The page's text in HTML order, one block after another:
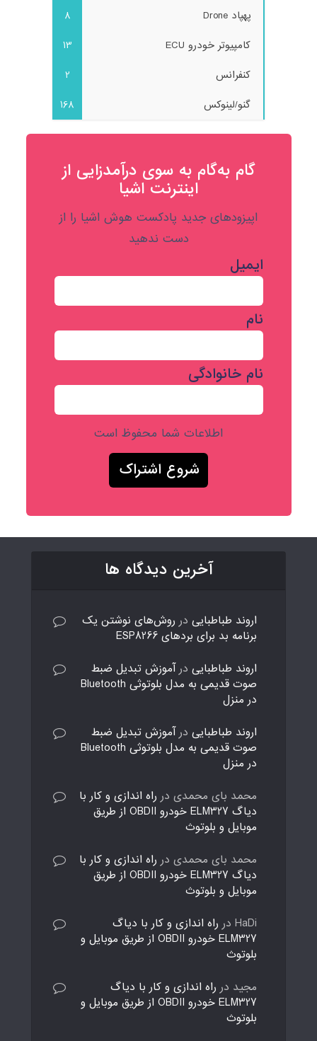
پهپاد Drone
8
کامپیوتر خودرو ECU
13
کنفرانس
2
گنو/لینوکس
168
گام به‌گام به‌ سوی درآمدزایی از
اینترنت اشیا
اپیزودهای جدید پادکست هوش اشیا را از
دست ندهید
ایمیل
نام
نام خانوادگی
اطلاعات شما محفوظ است
آخرین دیدگاه ها
اروند طباطبایی در روش‌های نوشتن یک
برنامه بد برای بردهای ESP8266
اروند طباطبایی درآموزش تبدیل ضبط
صوت قدیمی به مدل بلوتوثی Bluetooth
در منزل
اروند طباطبایی درآموزش تبدیل ضبط
صوت قدیمی به مدل بلوتوثی Bluetooth
در منزل
محمد بای محمدی در راه اندازی و کار با
دیاگ ELM327 خودرو OBDII از طریق
موبایل و بلوتوث
محمد بای محمدی در راه اندازی و کار با
دیاگ ELM327 خودرو OBDII از طریق
موبایل و بلوتوث
HaDi در راه اندازی و کار با دیاگ
ELM327 خودرو OBDII از طریق موبایل و
بلوتوث
مجید در راه اندازی و کار با دیاگ
ELM327 خودرو OBDII از طریق موبایل و
بلوتوث